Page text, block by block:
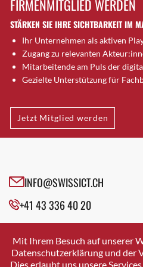
Brugg AG
Brütten
Bubendorf
Bubikon
Buchs (SG)
Bäretswil
Bülach
Cazis
Crissier
Davos Platz
Dierikon
Dietikon
FIRMENMITGLIED WERDEN
STÄRKEN SIE IHRE SICHTBARKEIT IM
Ihr Unternehmen als aktiven
Zugang zu relevanten
Mitarbeitende am Puls der
Gezielte Unterstützung für
Jetzt Mitglied werden
INFO@SWISSICT.CH
+41 43 336 40 20
SWISSICT
VULKANSTRASSE 120
8048 ZURICH
Mit Ihrem Besuch auf unserer
Datenschutzerklärung und der
Dies erlaubt uns unsere